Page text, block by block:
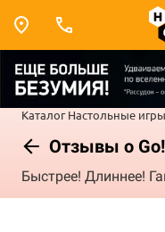
Каталог Настольные игры
Отзывы о Go!
Быстрее! Длиннее!